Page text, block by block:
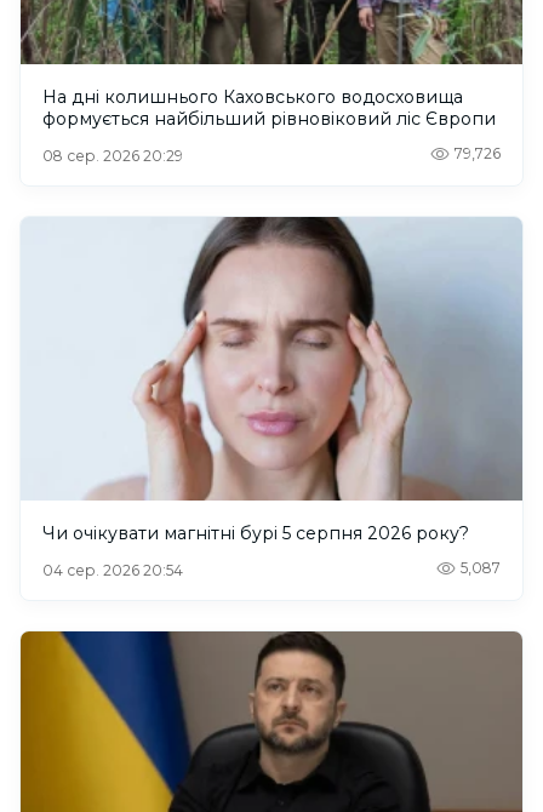
На дні колишнього Каховського водосховища
формується найбільший рівновіковий ліс Європи
08 сер. 2026 20:29 79,726
Чи очікувати магнітні бурі 5 серпня 2026 року?
04 сер. 2026 20:54 5,087